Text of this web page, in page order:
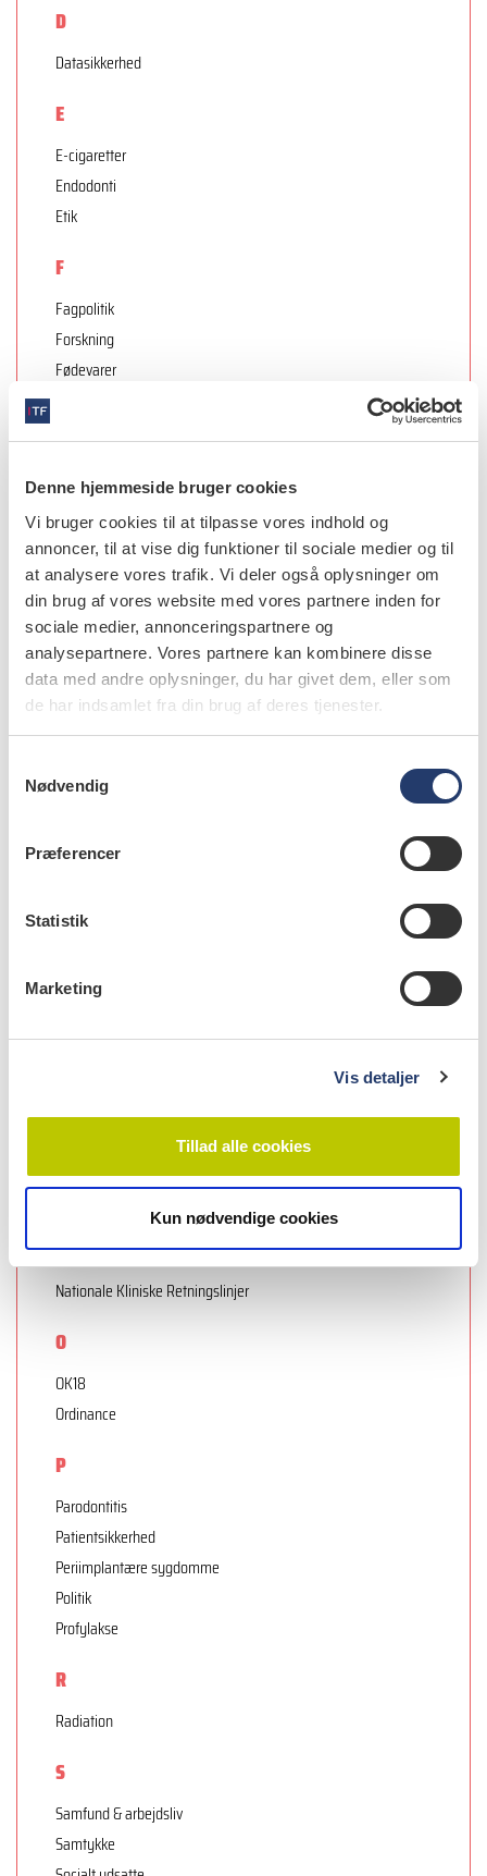
Denne hjemmeside bruger cookies
Vi bruger cookies til at tilpasse vores indhold og
annoncer, til at vise dig funktioner til sociale medier og til
at analysere vores trafik. Vi deler også oplysninger om
din brug af vores website med vores partnere inden for
sociale medier, annonceringspartnere og
analysepartnere. Vores partnere kan kombinere disse
data med andre oplysninger, du har givet dem, eller som
de har indsamlet fra din brug af deres tjenester.
Nødvendig
Præferencer
Statistik
Marketing
Vis detaljer
Tillad alle cookies
Kun nødvendige cookies
D
Datasikkerhed
E
E-cigaretter
Endodonti
Etik
F
Fagpolitik
Forskning
Fødevarer
Indretning
J
Jobskift
K
Karriere
Klagesager
Klinikdrift
Kontrolstatistik
Køb og salg
L
Ledelse
Lægemidler
Marginal parodontitis
Myndighedstilsyn
N
Nationale Kliniske Retningslinjer
O
OK18
Ordinance
P
Parodontitis
Patientsikkerhed
Periimplantære sygdomme
Politik
Profylakse
R
Radiation
S
Samfund & arbejdsliv
Samtykke